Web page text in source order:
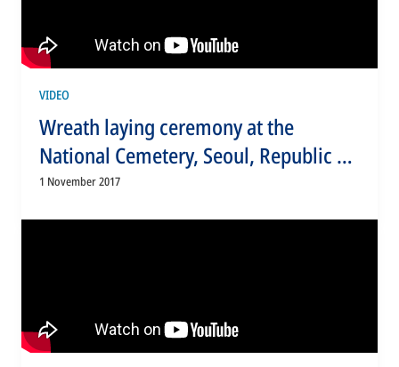
VIDEO
Wreath laying ceremony at the
National Cemetery, Seoul, Republic of
Korea
1 November 2017